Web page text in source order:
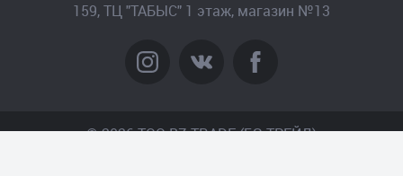
159, ТЦ "ТАБЫС" 1 этаж, магазин №13
© 2026 TOO BZ-TRADE (БЗ-ТРЕЙД)